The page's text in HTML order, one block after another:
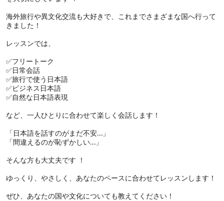
海外旅行や異文化交流も大好きで、これまでさまざまな国へ行って
きました！
レッスンでは、
✅フリートーク
✅日常会話
✅旅行で使う日本語
✅ビジネス日本語
✅自然な日本語表現
など、一人ひとりに合わせて楽しく会話します！
「日本語を話すのがまだ不安…」
「間違えるのが恥ずかしい…」
そんな方も大丈夫です ！
ゆっくり、やさしく、あなたのペースに合わせてレッスンします！
ぜひ、あなたの国や文化についても教えてください！